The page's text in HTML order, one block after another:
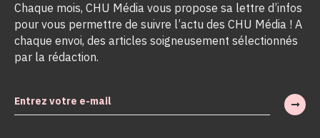
Chaque mois, CHU Média vous propose sa lettre d’infos
pour vous permettre de suivre l’actu des CHU Média ! A
chaque envoi, des articles soigneusement sélectionnés
par la rédaction.